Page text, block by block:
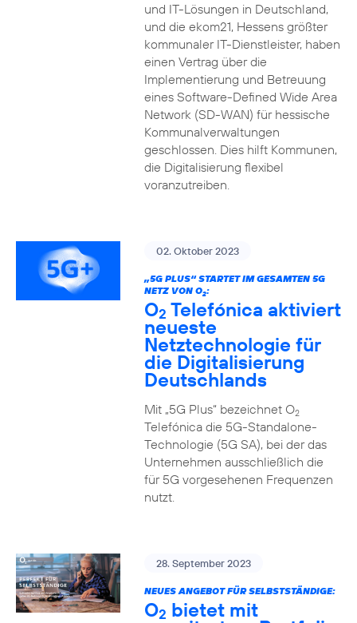
und IT-Lösungen in Deutschland,
und die ekom21, Hessens größter
kommunaler IT-Dienstleister, haben
einen Vertrag über die
Implementierung und Betreuung
eines Software-Defined Wide Area
Network (SD-WAN) für hessische
Kommunalverwaltungen
geschlossen. Dies hilft Kommunen,
die Digitalisierung flexibel
voranzutreiben.
02. Oktober 2023
„5G PLUS“ STARTET IM GESAMTEN 5G
NETZ VON O2:
O2 Telefónica aktiviert
neueste
Netztechnologie für
die Digitalisierung
Deutschlands
Mit „5G Plus“ bezeichnet O2
Telefónica die 5G-Standalone-
Technologie (5G SA), bei der das
Unternehmen ausschließlich die
für 5G vorgesehenen Frequenzen
nutzt.
28. September 2023
NEUES ANGEBOT FÜR SELBSTSTÄNDIGE:
O2 bietet mit